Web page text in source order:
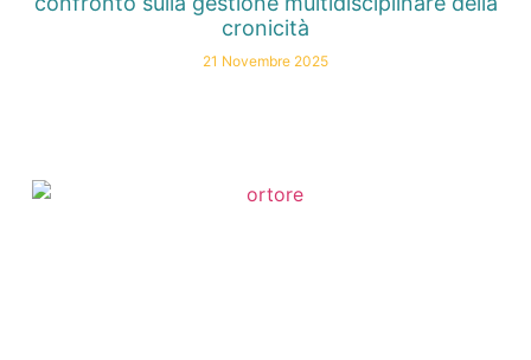
cronicità
21 Novembre 2025